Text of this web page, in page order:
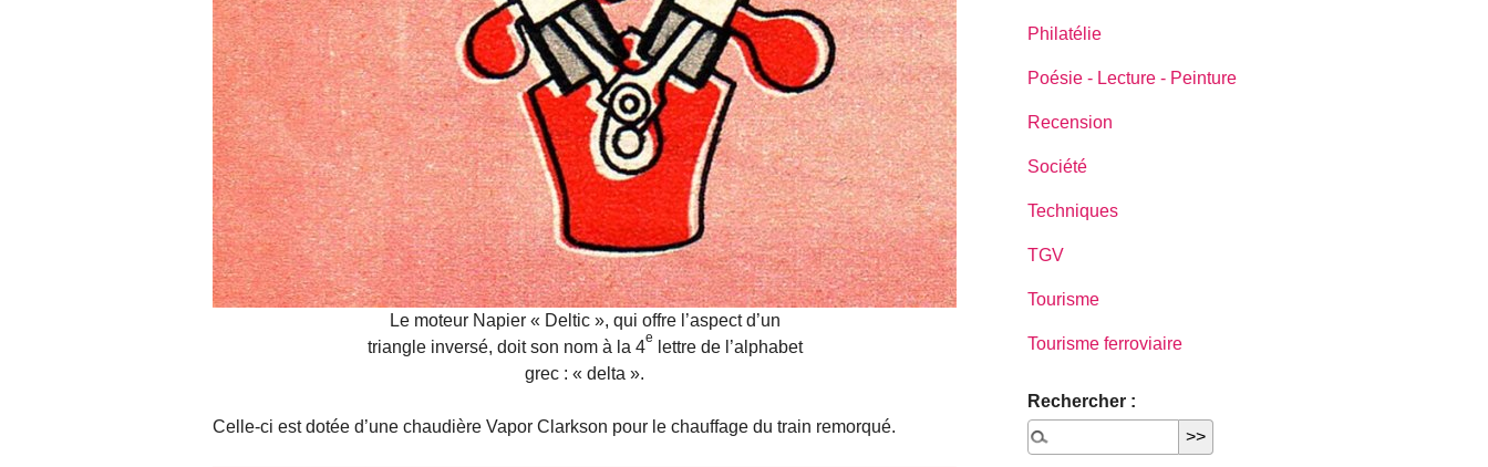
Le moteur Napier « Deltic », qui offre l’aspect d’un
triangle inversé, doit son nom à la 4
e
lettre de l’alphabet
grec : « delta ».
Celle-ci est dotée d’une chaudière Vapor Clarkson pour le chauffage du train remorqué.
Philatélie
Poésie - Lecture - Peinture
Recension
Société
Techniques
TGV
Tourisme
Tourisme ferroviaire
Rechercher :